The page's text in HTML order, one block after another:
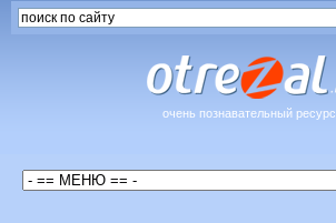
очень познавательный ресурс